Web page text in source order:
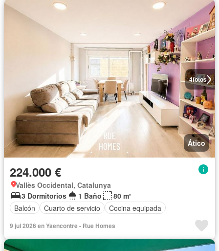
4fotos
Ático
224.000 €
Vallès Occidental, Catalunya
3 Dormitorios
1 Baño
80 m²
Balcón
Cuarto de servicio Cocina equipada
9 jul 2026 en Yaencontre - Rue Homes